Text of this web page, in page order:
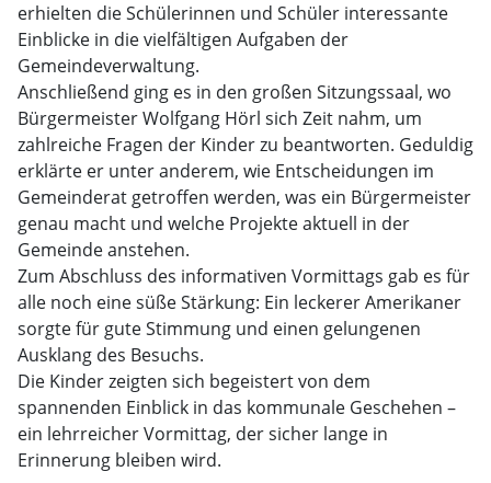
erhielten die Schülerinnen und Schüler interessante
Einblicke in die vielfältigen Aufgaben der
Gemeindeverwaltung.
Anschließend ging es in den großen Sitzungssaal, wo
Bürgermeister Wolfgang Hörl sich Zeit nahm, um
zahlreiche Fragen der Kinder zu beantworten. Geduldig
erklärte er unter anderem, wie Entscheidungen im
Gemeinderat getroffen werden, was ein Bürgermeister
genau macht und welche Projekte aktuell in der
Gemeinde anstehen.
Zum Abschluss des informativen Vormittags gab es für
alle noch eine süße Stärkung: Ein leckerer Amerikaner
sorgte für gute Stimmung und einen gelungenen
Ausklang des Besuchs.
Die Kinder zeigten sich begeistert von dem
spannenden Einblick in das kommunale Geschehen –
ein lehrreicher Vormittag, der sicher lange in
Erinnerung bleiben wird.